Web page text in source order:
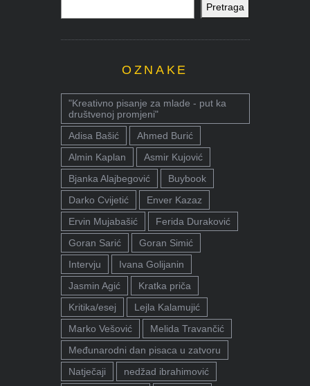
Pretraga
OZNAKE
"Kreativno pisanje za mlade - put ka
društvenoj promjeni"
Adisa Bašić
Ahmed Burić
Almin Kaplan
Asmir Kujović
Bjanka Alajbegović
Buybook
Darko Cvijetić
Enver Kazaz
Ervin Mujabašić
Ferida Duraković
Goran Sarić
Goran Simić
Intervju
Ivana Golijanin
Jasmin Agić
Kratka priča
Kritika/esej
Lejla Kalamujić
Marko Vešović
Melida Travančić
Međunarodni dan pisaca u zatvoru
Natječaji
nedžad ibrahimović